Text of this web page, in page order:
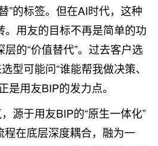
”的标签。但在AI时代，这种
用友的目标不再是简单的功
的“价值替代”。过去客户选
型可能问“谁能帮我做决策、
用友BIP的发力点。
源于用友BIP的“原生一体化”
在底层深度耦合，融为一